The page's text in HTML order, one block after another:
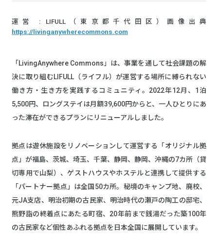
運営 : LIFULL（東京都千代田区）画像出典
https://livinganywherecommons.com
「LivingAnywhere Commons」は、事業を通して社会課題の解
決に取り組むLIFULL（ライフル）が運営する場所に縛られない
働き方・生き方を実践するコミュニティ。2022年12月、1泊
5,500円、ロングステイは月額39,600円からと、一人ひとりにあ
った滞在ができるプランにリニューアルしました。
拠点は遊休施設をリノベーションして運営する「オリジナル拠
点」が福島、茨城、埼玉、千葉、静岡、静岡、沖縄の7カ所（貸
切専用で山梨）、ゲストハウスやホステルと連携して提供する
「パートナー拠点」は全国50カ所。秘境のキャンプ地、廃校、
元JA支店、明治初期の古民家、明治時代の瀬戸の陶工の邸宅、
熊野詣の終着点にあたる町宿、20年前まで銭湯だった築100年
の古民家など個性あふれる拠点を日本全国に展開しています。